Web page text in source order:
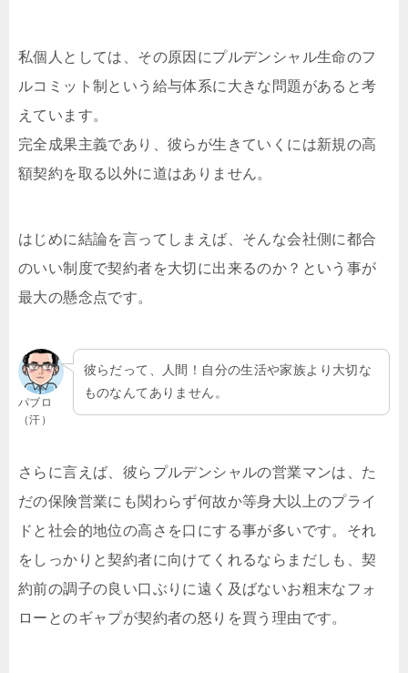
私個人としては、その原因にプルデンシャル生命のフ
ルコミット制という給与体系に大きな問題があると考
えています。
完全成果主義であり、彼らが生きていくには新規の高
額契約を取る以外に道はありません。
はじめに結論を言ってしまえば、そんな会社側に都合
のいい制度で契約者を大切に出来るのか？という事が
最大の懸念点です。
パブロ
（汗）
彼らだって、人間！自分の生活や家族より大切な
ものなんてありません。
さらに言えば、彼らプルデンシャルの営業マンは、た
だの保険営業にも関わらず何故か等身大以上のプライ
ドと社会的地位の高さを口にする事が多いです。それ
をしっかりと契約者に向けてくれるならまだしも、契
約前の調子の良い口ぶりに遠く及ばないお粗末なフォ
ローとのギャプが契約者の怒りを買う理由です。